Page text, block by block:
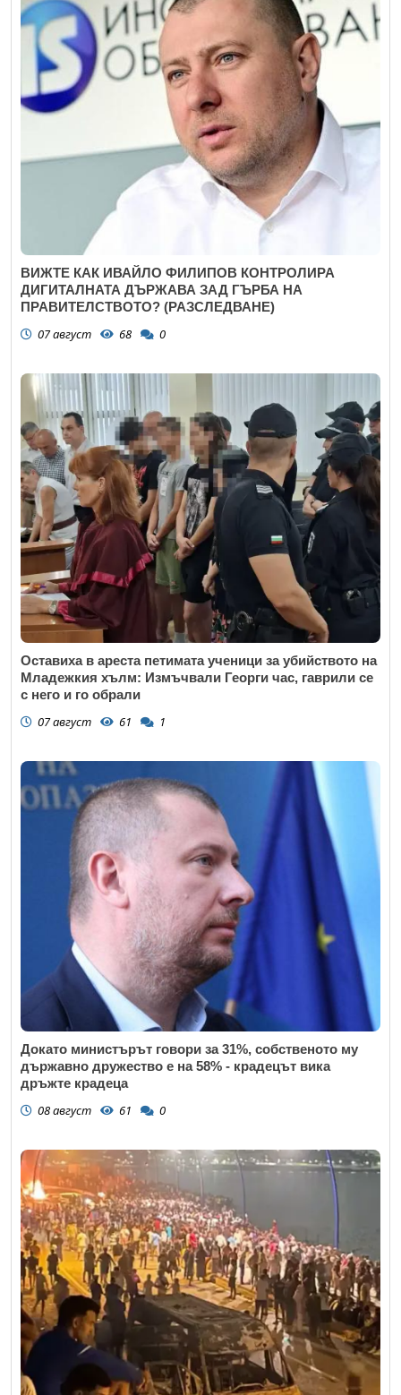
ВИЖТЕ КАК ИВАЙЛО ФИЛИПОВ КОНТРОЛИРА
ДИГИТАЛНАТА ДЪРЖАВА ЗАД ГЪРБА НА
ПРАВИТЕЛСТВОТО? (РАЗСЛЕДВАНЕ)
07 август 68 0
Оставиха в ареста петимата ученици за убийството на
Младежкия хълм: Измъчвали Георги час, гаврили се
с него и го обрали
07 август 61 1
Докато министърът говори за 31%, собственото му
държавно дружество е на 58% - крадецът вика
дръжте крадеца
08 август 61 0